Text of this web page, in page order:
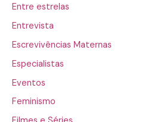
Entre estrelas
Entrevista
Escrevivências Maternas
Especialistas
Eventos
Feminismo